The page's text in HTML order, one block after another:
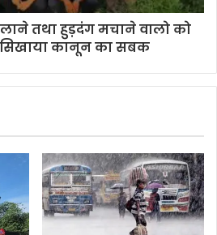
तथा हुड़दंग मचाने वालो को
कानून का सबक